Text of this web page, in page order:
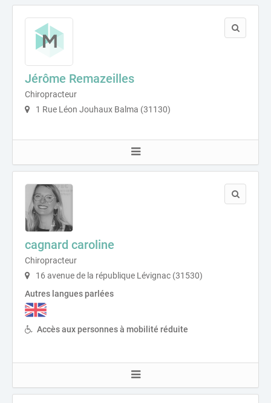
Jérôme Remazeilles
Chiropracteur
1 Rue Léon Jouhaux Balma (31130)
cagnard caroline
Chiropracteur
16 avenue de la république Lévignac (31530)
Autres langues parlées
Accès aux personnes à mobilité réduite